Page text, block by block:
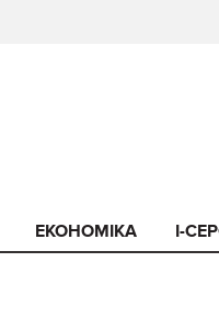
ЕКОНОМІКА I-